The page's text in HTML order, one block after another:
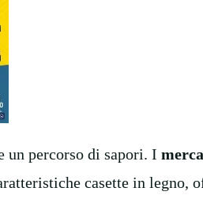
un percorso di sapori. I
casette in